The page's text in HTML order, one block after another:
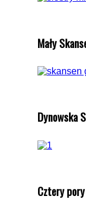
Mały
Dynowska
Cztery